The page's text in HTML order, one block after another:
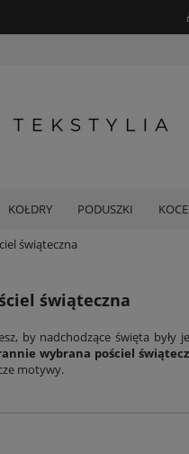
KOŁDRY PODUSZKI KOCE
świąteczna
świąteczna
by nadchodzące święta były
wybrana pościel
motywy.